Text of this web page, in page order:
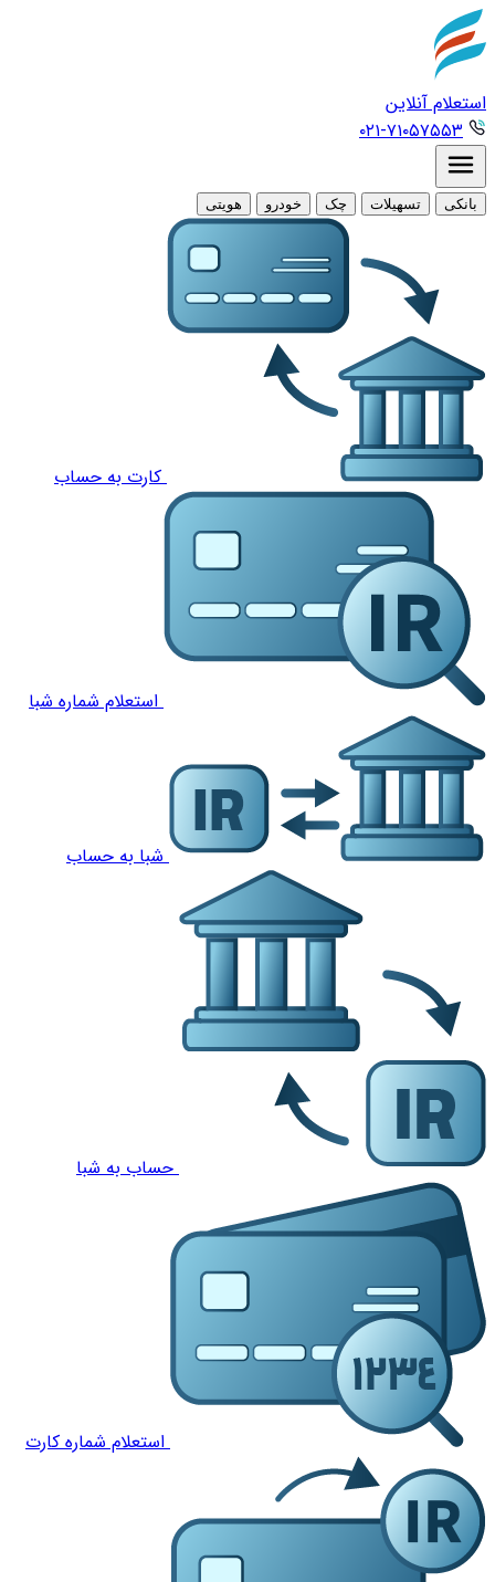
استعلام آنلاین
۰۲۱-۷۱۰۵۷۵۵۳
بانکی تسهیلات چک خودرو هویتی
کارت به حساب
استعلام شماره شبا
شبا به حساب
حساب به شبا
استعلام شماره کارت